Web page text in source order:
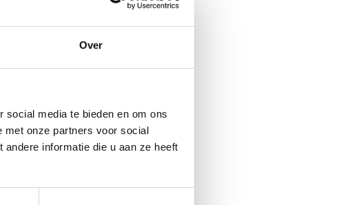
Over
media te bieden en om ons
met onze partners voor social
informatie die u aan ze heeft